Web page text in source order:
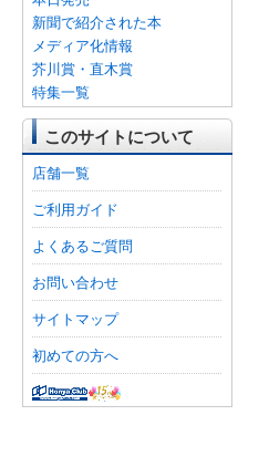
新聞で紹介された本
メディア化情報
芥川賞・直木賞
特集一覧
このサイトについて
店舗一覧
ご利用ガイド
よくあるご質問
お問い合わせ
サイトマップ
初めての方へ